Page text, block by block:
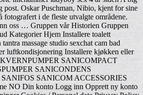
post. Oskar Puschman, Nibio, kjent for sine
fotografert i de fleste utvalgte områdene.
oss … Gruppen vår Historien Gruppen
Kategorier Hjem Installere toalett
massage studio sexchat cam bad
luftkondisjonering Installere kjøkken eller
KVERNPUMPER SANICOMPACT
SANICONDENS
SANICOM ACCESSORIES
NO Din konto Logg inn Opprett ny konto